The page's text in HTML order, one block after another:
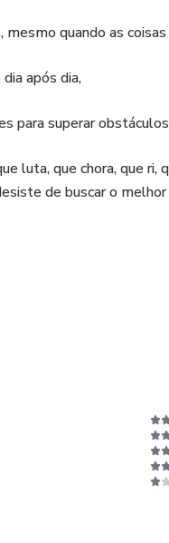
pode fornecer o
quando as
após dia,
para superar
luta, que chora, que ri,
de buscar o
pessoa batalhadora